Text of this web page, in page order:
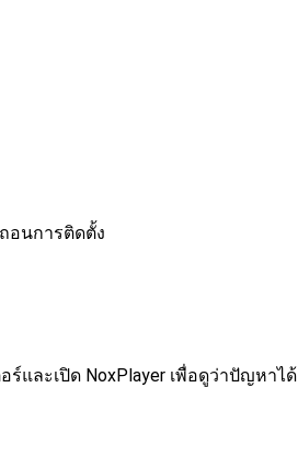
อนการติดตั้ง
และเปิด NoxPlayer เพื่อดูว่าปัญหาได้